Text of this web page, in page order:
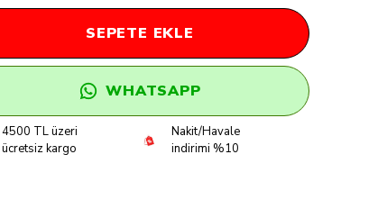
SEPETE EKLE
WHATSAPP
4500 TL üzeri
ücretsiz kargo
Nakit/Havale
indirimi %10